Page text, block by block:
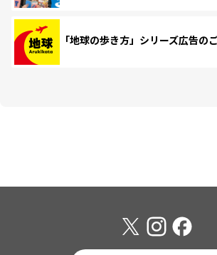
「地球の歩き方」シリーズ広告の